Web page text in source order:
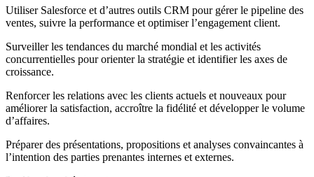
Utiliser Salesforce et d’autres outils CRM pour gérer le pipeline des
ventes, suivre la performance et optimiser l’engagement client.
Surveiller les tendances du marché mondial et les activités
concurrentielles pour orienter la stratégie et identifier les axes de
croissance.
Renforcer les relations avec les clients actuels et nouveaux pour
améliorer la satisfaction, accroître la fidélité et développer le volume
d’affaires.
Préparer des présentations, propositions et analyses convaincantes à
l’intention des parties prenantes internes et externes.